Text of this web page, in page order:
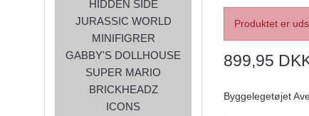
HIDDEN SIDE
JURASSIC WORLD
MINIFIGRER
GABBY'S DOLLHOUSE
SUPER MARIO
BRICKHEADZ
ICONS
Produktet er
899,95
Byggelegetøjet